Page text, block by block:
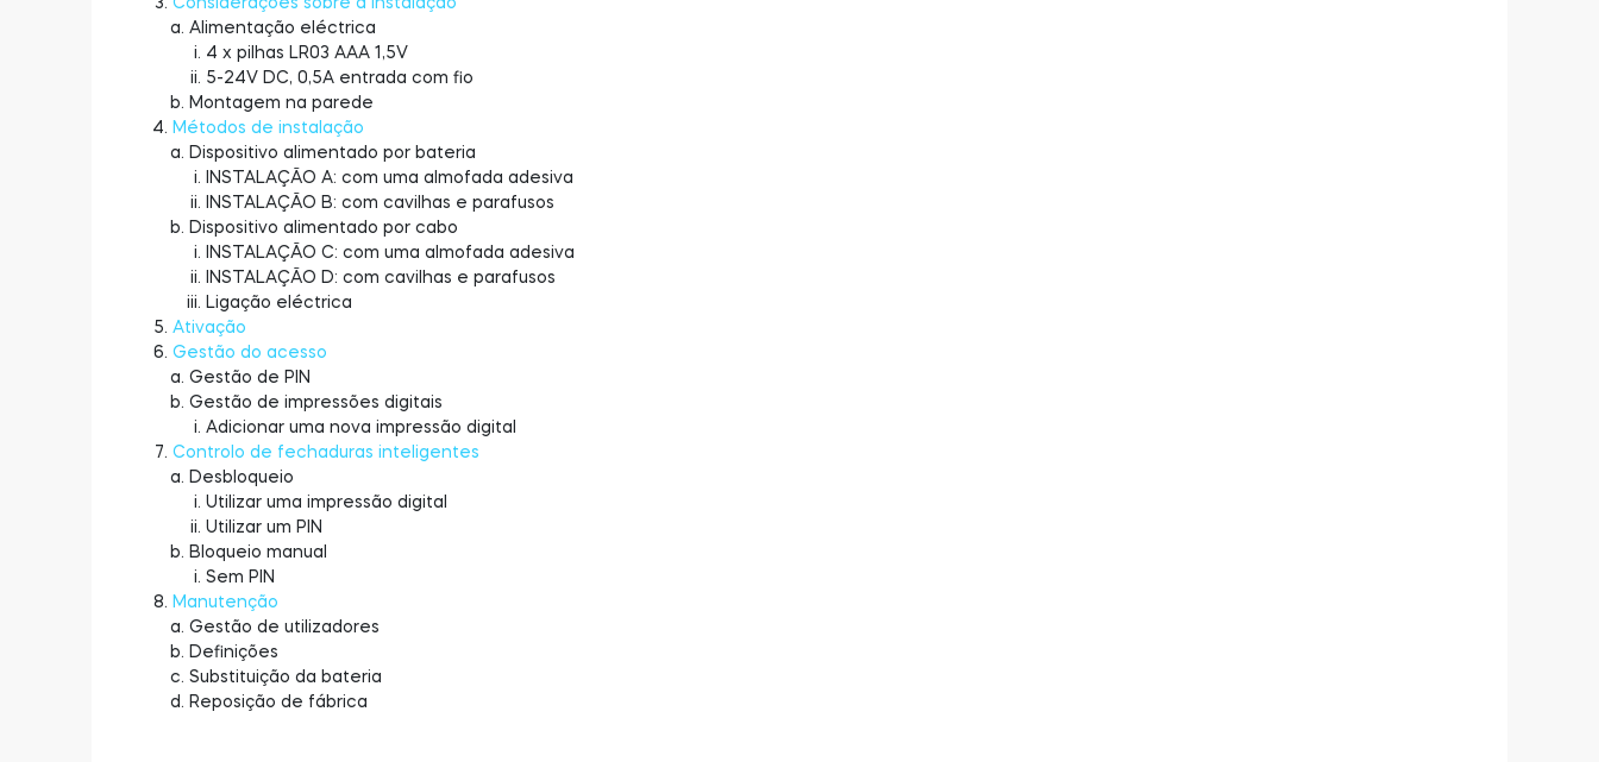
Alimentação eléctrica
4 x pilhas LR03 AAA 1,5V
5-24V DC, 0,5A entrada com fio
Montagem na parede
Métodos de instalação
Dispositivo alimentado por bateria
INSTALAÇÃO A: com uma almofada adesiva
INSTALAÇÃO B: com cavilhas e parafusos
Dispositivo alimentado por cabo
INSTALAÇÃO C: com uma almofada adesiva
INSTALAÇÃO D: com cavilhas e parafusos
Ligação eléctrica
Ativação
Gestão do acesso
Gestão de PIN
Gestão de impressões digitais
Adicionar uma nova impressão digital
Controlo de fechaduras inteligentes
Desbloqueio
Utilizar uma impressão digital
Utilizar um PIN
Bloqueio manual
Sem PIN
Manutenção
Gestão de utilizadores
Definições
Substituição da bateria
Reposição de fábrica